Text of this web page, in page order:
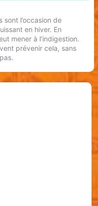
sont l’occasion de
en hiver. En
mener à l’indigestion.
prévenir cela, sans